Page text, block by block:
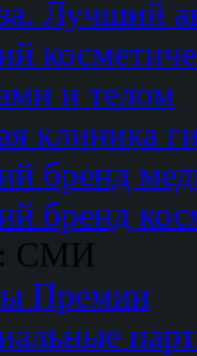
Лучший
и телом
клиника
бренд
бренд
СМИ
Премии